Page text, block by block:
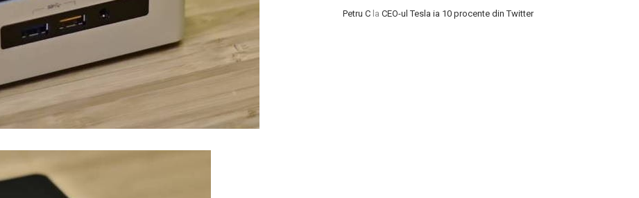
Petru C la CEO-ul Tesla ia 10 procente din Twitter